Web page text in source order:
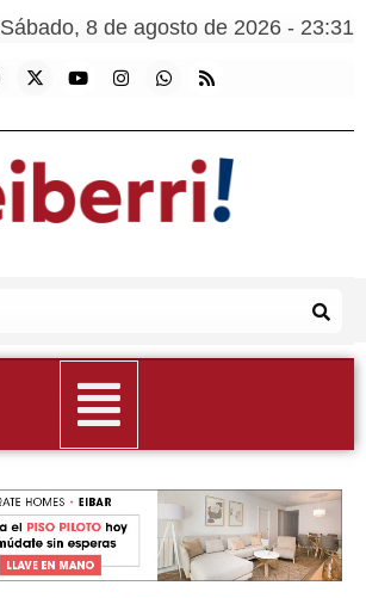
Sábado, 8 de agosto de 2026 - 23:31